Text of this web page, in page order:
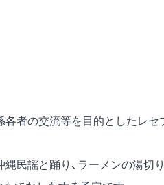
各者の交流等を目的としたレ
民謡と踊り、ラーメンの湯切